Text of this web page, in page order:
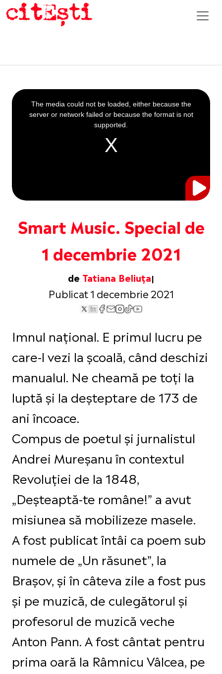
Smart Music. Special de
1 decembrie 2021
de Tatiana Beliuța
Publicat 1 decembrie 2021
This
is
a
The media could not be loaded, either because the
server or network failed or because the format is not
supported.
Imnul național. E primul lucru pe
care-l vezi la școală, când deschizi
manualul. Ne cheamă pe toți la
luptă și la deșteptare de 173 de
ani încoace.
Compus de poetul și jurnalistul
Andrei Mureșanu în contextul
Revoluției de la 1848,
„Deșteaptă-te române!” a avut
misiunea să mobilizeze masele.
A fost publicat întâi ca poem sub
numele de „Un răsunet”, la
Brașov, și în câteva zile a fost pus
și pe muzică, de culegătorul și
profesorul de muzică veche
Anton Pann. A fost cântat pentru
prima oară la Râmnicu Vâlcea, pe